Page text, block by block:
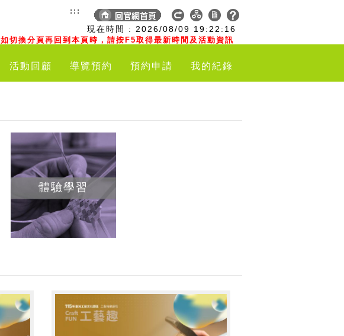
現在時間 : 2026/08/09 19:22:17
如切換分頁再回到本頁時，請按F5取得最新時間及活動資訊
:::
活動回顧 導覽預約 預約申請 我的紀錄
體驗學習